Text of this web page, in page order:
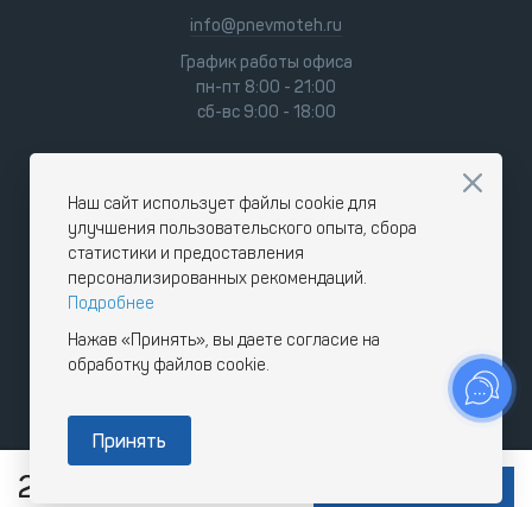
210 140
info@pnevmoteh.ru
График работы офиса
пн-пт 8:00 - 21:00
сб-вс 9:00 - 18:00
Наш сайт использует файлы cookie для
улучшения пользовательского опыта, сбора
статистики и предоставления
персонализированных рекомендаций.
Подробнее
Нажав «Принять», вы даете согласие на
обработку файлов cookie.
Принять